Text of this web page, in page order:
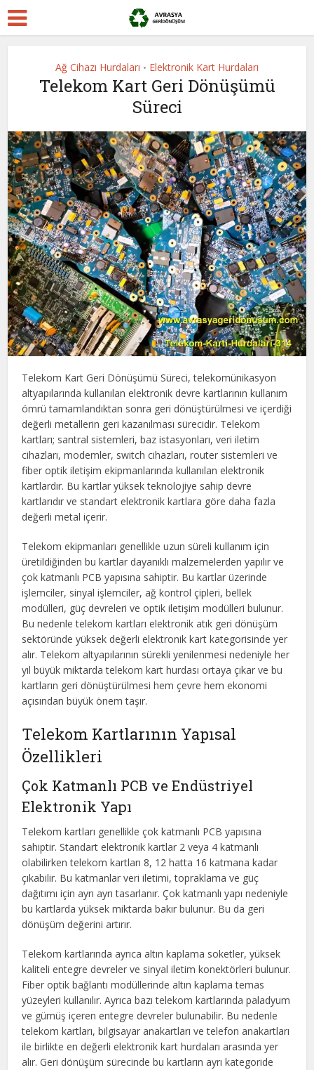
Ağ Cihazı Hurdaları • Elektronik Kart Hurdaları
Telekom Kart Geri Dönüşümü
Süreci
Telekom Kart Geri Dönüşümü Süreci, telekomünikasyon
altyapılarında kullanılan elektronik devre kartlarının kullanım
ömrü tamamlandıktan sonra geri dönüştürülmesi ve içerdiği
değerli metallerin geri kazanılması sürecidir. Telekom
kartları; santral sistemleri, baz istasyonları, veri iletim
cihazları, modemler, switch cihazları, router sistemleri ve
fiber optik iletişim ekipmanlarında kullanılan elektronik
kartlardır. Bu kartlar yüksek teknolojiye sahip devre
kartlarıdır ve standart elektronik kartlara göre daha fazla
değerli metal içerir.
Telekom ekipmanları genellikle uzun süreli kullanım için
üretildiğinden bu kartlar dayanıklı malzemelerden yapılır ve
çok katmanlı PCB yapısına sahiptir. Bu kartlar üzerinde
işlemciler, sinyal işlemciler, ağ kontrol çipleri, bellek
modülleri, güç devreleri ve optik iletişim modülleri bulunur.
Bu nedenle telekom kartları elektronik atık geri dönüşüm
sektöründe yüksek değerli elektronik kart kategorisinde yer
alır. Telekom altyapılarının sürekli yenilenmesi nedeniyle her
yıl büyük miktarda telekom kart hurdası ortaya çıkar ve bu
kartların geri dönüştürülmesi hem çevre hem ekonomi
açısından büyük önem taşır.
Telekom Kartlarının Yapısal
Özellikleri
Çok Katmanlı PCB ve Endüstriyel
Elektronik Yapı
Telekom kartları genellikle çok katmanlı PCB yapısına
sahiptir. Standart elektronik kartlar 2 veya 4 katmanlı
olabilirken telekom kartları 8, 12 hatta 16 katmana kadar
çıkabilir. Bu katmanlar veri iletimi, topraklama ve güç
dağıtımı için ayrı ayrı tasarlanır. Çok katmanlı yapı nedeniyle
bu kartlarda yüksek miktarda bakır bulunur. Bu da geri
dönüşüm değerini artırır.
Telekom kartlarında ayrıca altın kaplama soketler, yüksek
kaliteli entegre devreler ve sinyal iletim konektörleri bulunur.
Fiber optik bağlantı modüllerinde altın kaplama temas
yüzeyleri kullanılır. Ayrıca bazı telekom kartlarında paladyum
ve gümüş içeren entegre devreler bulunabilir. Bu nedenle
telekom kartları, bilgisayar anakartları ve telefon anakartları
ile birlikte en değerli elektronik kart hurdaları arasında yer
alır. Geri dönüşüm sürecinde bu kartların ayrı kategoride